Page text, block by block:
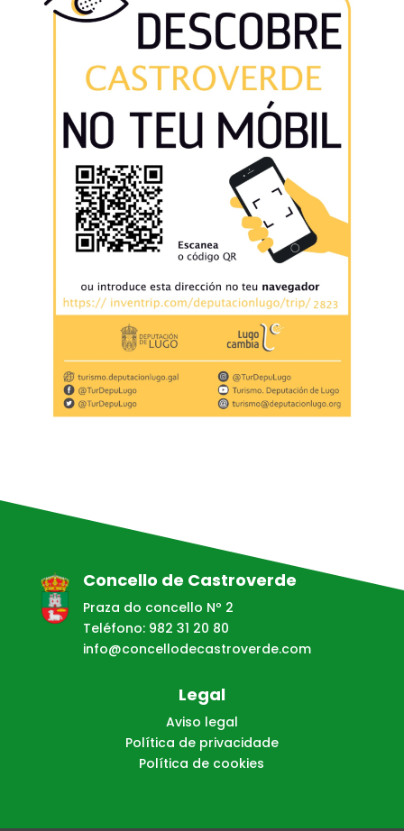
Concello de Castroverde
Praza do concello Nº 2
Teléfono: 982 31 20 80
info@concellodecastroverde.com
Legal
Aviso legal
Política de privacidade
Política de cookies